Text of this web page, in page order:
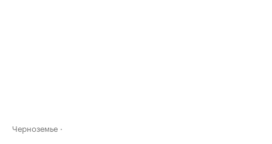
Черноземье